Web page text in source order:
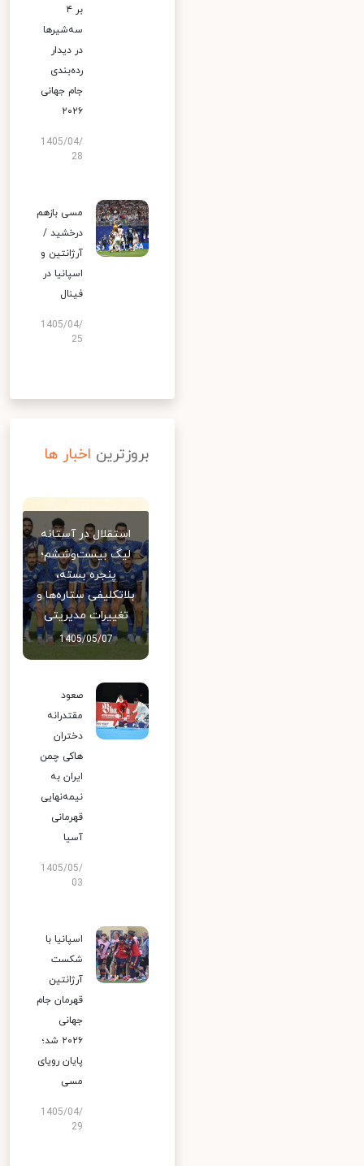
بر ۴
سه‌شیرها
در دیدار
رده‌بندی
جام جهانی
۲۰۲۶
1405/04/
28
مسی بازهم
درخشید /
آرژانتین و
اسپانیا در
فینال
1405/04/
25
بروزترین اخبار ها
استقلال در آستانه
لیگ بیست‌وششم؛
پنجره بسته،
بلاتکلیفی ستاره‌ها و
تغییرات مدیریتی
1405/05/07
صعود
مقتدرانه
دختران
هاکی چمن
ایران به
نیمه‌نهایی
قهرمانی
آسیا
1405/05/
03
اسپانیا با
شکست
آرژانتین
قهرمان جام
جهانی
۲۰۲۶ شد؛
پایان رویای
مسی
1405/04/
29